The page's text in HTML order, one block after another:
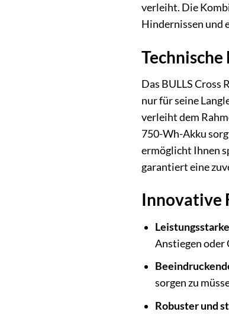
verleiht. Die
Hindernissen und
Das BULLS
nur für seine
verleiht dem
750-Wh-Akku
ermöglicht Ihnen
garantiert eine
Innovative
Anstiegen oder
sorgen zu
Robuster und